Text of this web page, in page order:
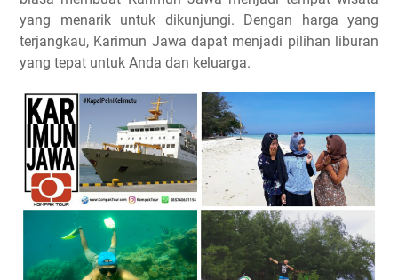
yang menarik untuk dikunjungi. Dengan harga yang
terjangkau, Karimun Jawa dapat menjadi pilihan liburan
yang tepat untuk Anda dan keluarga.